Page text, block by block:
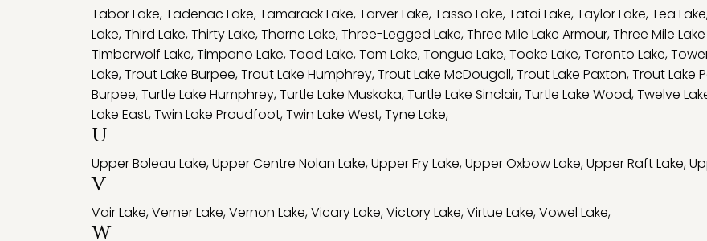
Tabor Lake,Tadenac Lake,Tamarack Lake,Tarver Lake,Tasso Lake,Tatai Lake,Taylor Lake,Tea Lake
Lake,Third Lake,Thirty Lake,Thorne Lake,Three-Legged Lake,Three Mile Lake Armour,Three Mile
Timberwolf Lake,Timpano Lake,Toad Lake,Tom Lake,Tongua Lake,Tooke Lake,Toronto Lake,
Lake,Trout Lake Burpee,Trout Lake Humphrey,Trout Lake McDougall,Trout Lake Paxton,Trout Lake
Burpee,Turtle Lake Humphrey,Turtle Lake Muskoka,Turtle Lake Sinclair,Turtle Lake Wood,Twelve
Lake East,Twin Lake Proudfoot,Twin Lake West,Tyne Lake,
U
Upper Boleau Lake,Upper Centre Nolan Lake,Upper Fry Lake,Upper Oxbow Lake,Upper Raft Lake,
V
Vair Lake,Verner Lake,Vernon Lake,Vicary Lake,Victory Lake,Virtue Lake,Vowel Lake,
W